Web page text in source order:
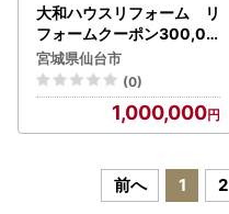
大和ハウスリフォーム リ
フォームクーポン300,00
0円分
宮城県仙台市
(0)
1,000,000
前へ 1 2